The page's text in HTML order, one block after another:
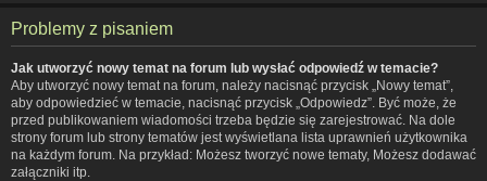
Problemy z pisaniem
Jak utworzyć nowy temat na forum lub wysłać odpowiedź w temacie?
Aby utworzyć nowy temat na forum, należy nacisnąć przycisk „Nowy temat”,
aby odpowiedzieć w temacie, nacisnąć przycisk „Odpowiedz”. Być może, że
przed publikowaniem wiadomości trzeba będzie się zarejestrować. Na dole
strony forum lub strony tematów jest wyświetlana lista uprawnień użytkownika
na każdym forum. Na przykład: Możesz tworzyć nowe tematy, Możesz dodawać
załączniki itp.